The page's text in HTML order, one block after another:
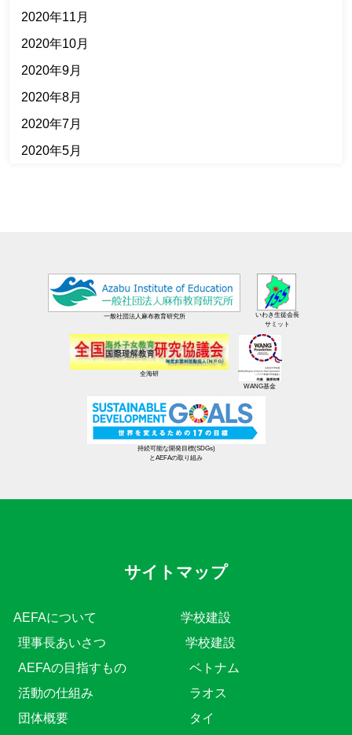
2020年11月
2020年10月
2020年9月
2020年8月
2020年7月
2020年5月
一般社団法人麻布教育研究所
いわき生徒会長
サミット
全海研
WANG基金
持続可能な開発目標(SDGs)
とAEFAの取り組み
サイトマップ
AEFAについて
理事長あいさつ
AEFAの目指すもの
活動の仕組み
団体概要
学校建設
学校建設
ベトナム
ラオス
タイ